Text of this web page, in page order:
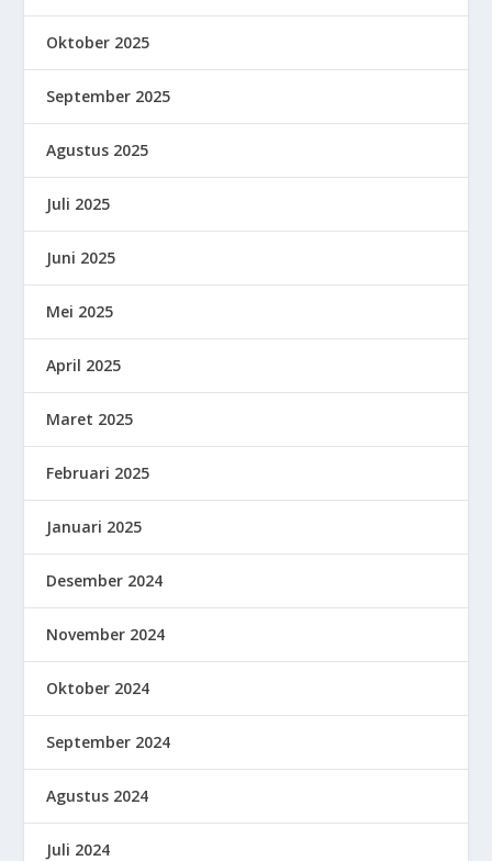
Oktober 2025
September 2025
Agustus 2025
Juli 2025
Juni 2025
Mei 2025
April 2025
Maret 2025
Februari 2025
Januari 2025
Desember 2024
November 2024
Oktober 2024
September 2024
Agustus 2024
Juli 2024